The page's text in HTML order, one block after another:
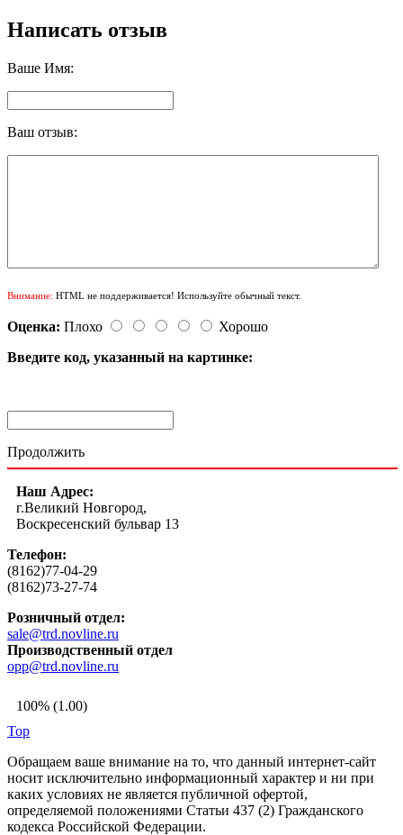
Написать отзыв
Ваше Имя:
Ваш отзыв:
Внимание: HTML не поддерживается! Используйте обычный текст.
Оценка: Плохо
Хорошо
Введите код, указанный на картинке:
Продолжить
Наш Адрес:
г.Великий Новгород,
Воскресенский бульвар 13
Телефон:
(8162)77-04-29
(8162)73-27-74
Розничный отдел:
sale@trd.novline.ru
Производственный отдел
opp@trd.novline.ru
100% (1.00)
Top
Обращаем ваше внимание на то, что данный интернет-сайт
носит исключительно информационный характер и ни при
каких условиях не является публичной офертой,
определяемой положениями Статьи 437 (2) Гражданского
кодекса Российской Федерации.